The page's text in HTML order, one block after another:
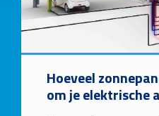
Hoeveel
om je elektrische